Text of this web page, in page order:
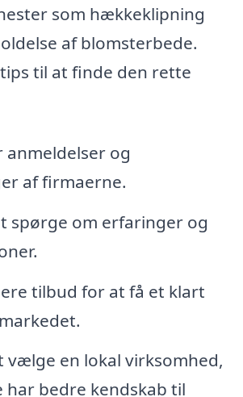
som hækkeklipning
af blomsterbede.
til at finde den rette
anmeldelser og
af firmaerne.
spørge om erfaringer og
tilbud for at få et klart
vælge en lokal virksomhed,
har bedre kendskab til